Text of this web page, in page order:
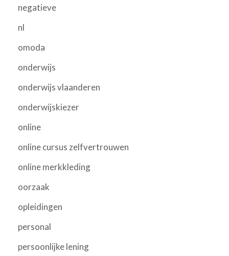
negatieve
nl
omoda
onderwijs
onderwijs vlaanderen
onderwijskiezer
online
online cursus zelfvertrouwen
online merkkleding
oorzaak
opleidingen
personal
persoonlijke lening